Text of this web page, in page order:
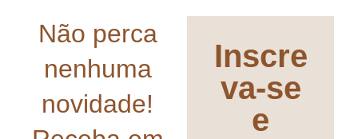
Não perca
nenhuma
novidade!
Inscre
va-se
e